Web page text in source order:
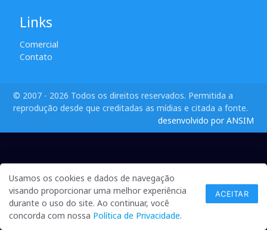
Links
Comercial
Contato
© 2007 - 2026 Todos os direitos reservados. Permitida a
reprodução desde que creditadas as mídias e citada a fonte.
desenvolvido por ANSIM
Usamos os cookies e dados de navegação
visando proporcionar uma melhor experiência
durante o uso do site. Ao continuar, você
concorda com nossa Política de Privacidade.
ACEITAR